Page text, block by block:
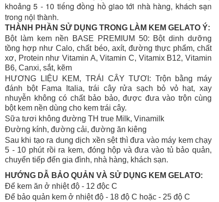
khoảng 5 - 10 tiếng đồng hồ giao tới nhà hàng, khách sạn
trong nội thành.
THÀNH PHẦN SỬ DỤNG TRONG LÀM KEM GELATO Ý:
Bột làm kem nền BASE PREMIUM 50: Bột dinh dưỡng
tồng hợp như Calo, chất béo, axít, đường thực phẩm, chất
xơ, Protein như Vitamin A, Vitamin C, Vitamix B12, Vitamin
B6, Canxi, sắt, kẽm
HƯƠNG LIỆU KEM, TRÁI CÂY TƯƠI: Trộn bằng máy
đánh bột Fama Italia, trái cây rửa sạch bỏ vỏ hạt, xay
nhuyễn không có chất bảo bảo, được đưa vào trộn cùng
bột kem nền dùng cho kem trái cây.
Sữa tươi không đường TH true Milk, Vinamilk
Đường kính, đường cải, đường ăn kiêng
Sau khi tạo ra dung dịch xền sệt thì đưa vào máy kem chạy
5 - 10 phút rồi ra kem, đóng hộp và đưa vào tủ bảo quản,
chuyển tiếp đến gia đình, nhà hàng, khách sạn.
HƯỚNG DẪ BẢO QUẢN VÀ SỬ DỤNG KEM GELATO:
Để kem ăn ở nhiệt độ - 12 độc C
Để bảo quản kem ở nhiệt độ - 18 độ C hoặc - 25 độ C